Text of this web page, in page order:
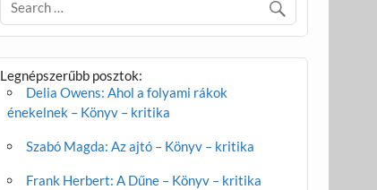
Legnépszerűbb posztok:
Delia Owens: Ahol a folyami rákok
énekelnek – Könyv – kritika
Szabó Magda: Az ajtó – Könyv – kritika
Frank Herbert: A Dűne – Könyv – kritika